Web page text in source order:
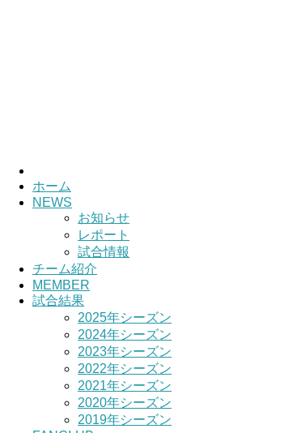
ホーム
NEWS
お知らせ
レポート
試合情報
チーム紹介
MEMBER
試合結果
2025年シーズン
2024年シーズン
2023年シーズン
2022年シーズン
2021年シーズン
2020年シーズン
2019年シーズン